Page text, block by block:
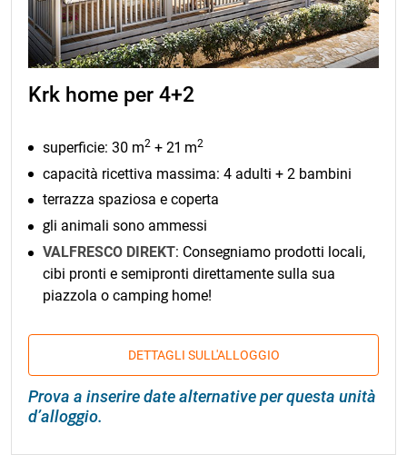
Krk home per 4+2
superficie: 30 m2 + 21 m2
capacità ricettiva massima: 4 adulti + 2 bambini
terrazza spaziosa e coperta
gli animali sono ammessi
VALFRESCO DIREKT: Consegniamo prodotti locali,
cibi pronti e semipronti direttamente sulla sua
piazzola o camping home!
DETTAGLI SULL'ALLOGGIO
Prova a inserire date alternative per questa unità
d’alloggio.